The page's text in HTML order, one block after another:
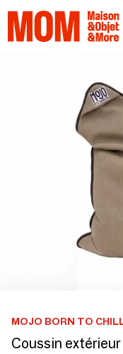
MOJO BORN TO
Coussin